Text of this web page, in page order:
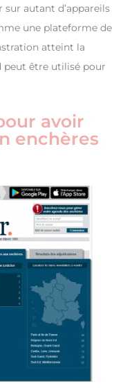
autant d’appareils
une plateforme de
atteint la
peut être utilisé pour
avoir
enchères